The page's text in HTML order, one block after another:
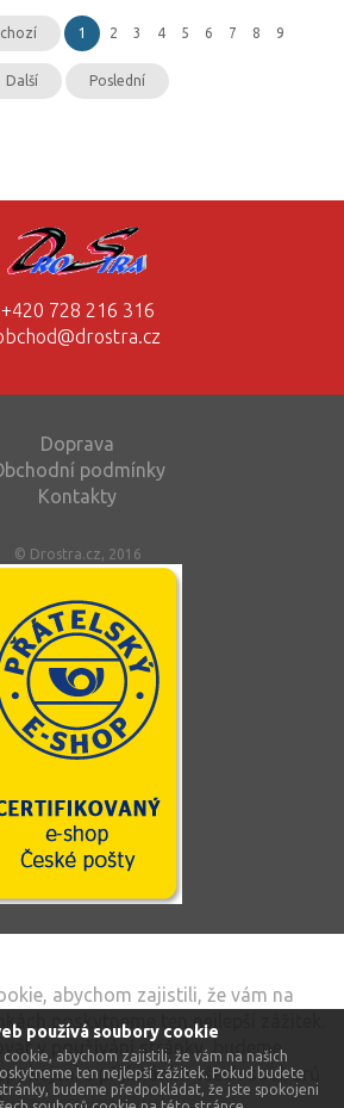
používá soubory cookie
abychom zajistili, že vám na našich
ten nejlepší zážitek. Pokud budete
budeme předpokládat, že jste spokojeni
1 2 3 4 5 6 7 8 9
Další Poslední
+420 728 216 316
Doprava
podmínky
Kontakty
© Drostra.cz, 2016
abychom zajistili, že vám na
poskytneme ten nejlepší zážitek.
v používání stránky, budeme
s přijímáním všech souborů